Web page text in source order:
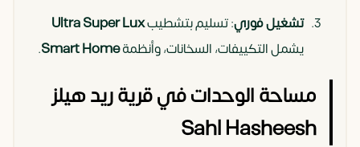
تشغيل فوري: تسليم بتشطيبUltra Super Lux
يشمل التكييفات، السخانات، وأنظمةSmart Home
.
مساحة الوحدات في قرية ريد هيلز
Sahl Hasheesh